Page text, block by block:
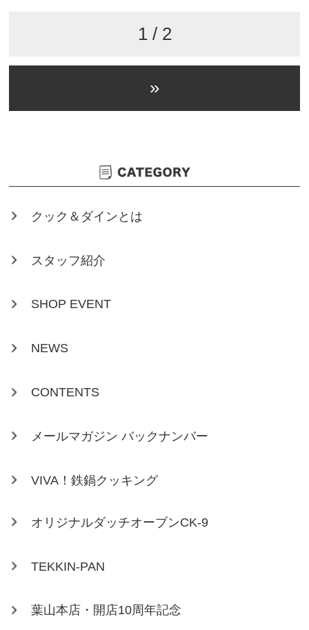
1 / 2
»
クック＆ダインとは
スタッフ紹介
SHOP EVENT
NEWS
CONTENTS
メールマガジン バックナンバー
VIVA！鉄鍋クッキング
オリジナルダッチオーブンCK-9
TEKKIN-PAN
葉山本店・開店10周年記念